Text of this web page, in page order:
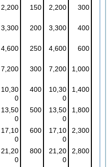
2,200 150 2,200 300
3,300 200 3,300 400
4,600 250 4,600 600
7,200 300 7,200 1,000
10,30
0
400
10,30
0
1,400
13,50
0
500
13,50
0
1,800
17,10
0
600
17,10
0
2,300
21,20
0
800
21,20
0
2,800